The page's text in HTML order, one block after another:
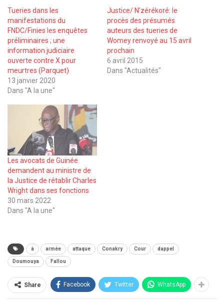
Tueries dans les
manifestations du
FNDC/Finies les enquêtes
préliminaires ; une
information judiciaire
ouverte contre X pour
meurtres (Parquet)
13 janvier 2020
Dans "A la une"
Justice/ N’zérékoré: le
procès des présumés
auteurs des tueries de
Womey renvoyé au 15 avril
prochain
6 avril 2015
Dans "Actualités"
Les avocats de Guinée
demandent au ministre de
la Justice de rétablir Charles
Wright dans ses fonctions
30 mars 2022
Dans "A la une"
à armée attaque Conakry Cour dappel
Doumouya Fallou
Share Facebook Twitter WhatsApp